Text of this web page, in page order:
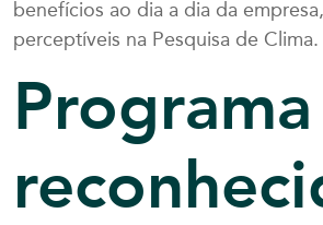
benefícios ao dia a dia da
perceptíveis na Pesquisa de Clima.
Programa